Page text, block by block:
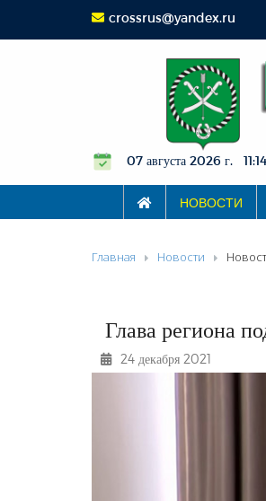
crossrus@yandex.ru
07 августа 2026 г.
НОВОСТИ
Главная Новости
Глава региона
24 декабря 2021